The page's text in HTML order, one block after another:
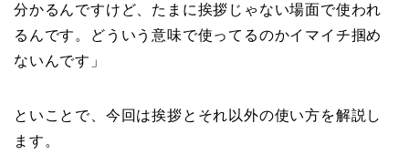
分かるんですけど、たまに挨拶じゃない場面で使われ
るんです。どういう意味で使ってるのかイマイチ掴め
ないんです」
といことで、今回は挨拶とそれ以外の使い方を解説し
ます。